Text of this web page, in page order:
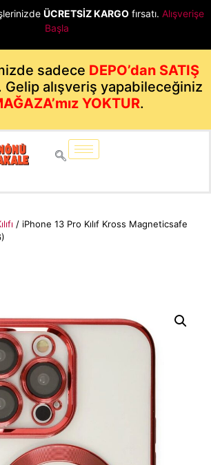
ÜCRETSİZ KARGO fırsatı. Alışverişe
Başla
sadece DEPO’dan SATIŞ
Gelip alışveriş yapabileceğiniz
YOKTUR.
/ iPhone 13 Pro Kılıf Kross Magneticsafe